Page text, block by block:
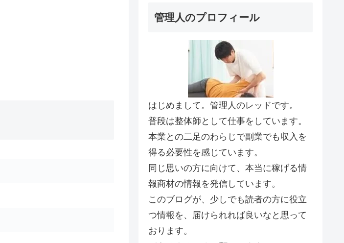
管理人のプロフィール
はじめまして。管理人のレッドです。
普段は整体師として仕事をしています。
本業との二足のわらじで副業でも収入を
得る必要性を感じています。
同じ思いの方に向けて、本当に稼げる情
報商材の情報を発信しています。
このブログが、少しでも読者の方に役立
つ情報を、届けられれば良いなと思って
おります。